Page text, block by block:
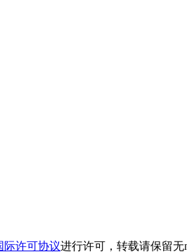
际许可协议进行许可，转载请保留无